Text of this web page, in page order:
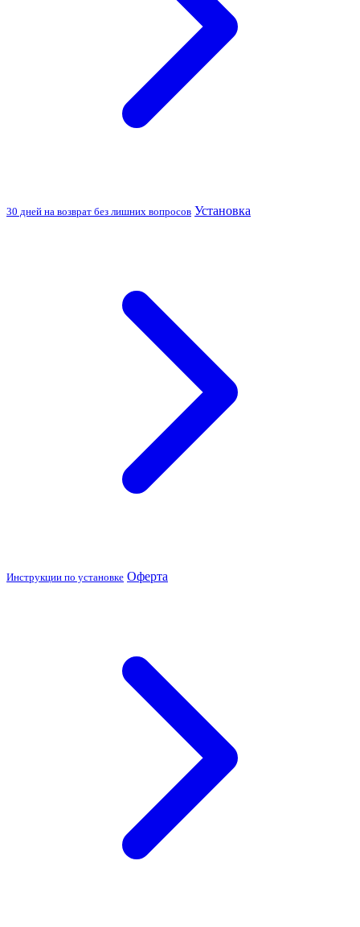
30 дней на возврат без лишних вопросов Установка
Инструкции по установке Оферта